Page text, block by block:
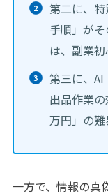
第二に、
手順」が
は、副業初
第三に、
出品作業
万円」の難
一方で、情報の真